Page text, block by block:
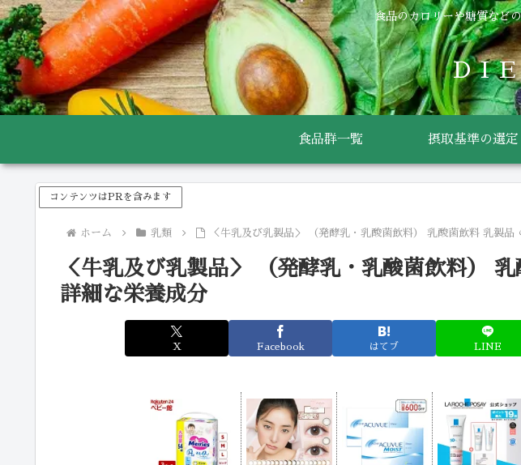
食品のカロリーや糖質など
ＤＩ
食品群一覧 摂取基準の選定
コンテンツはPRを含みます
ホーム 乳類 ＜牛乳及び乳製品＞ （発酵乳・乳酸菌飲料） 乳酸菌飲料 乳製品
＜牛乳及び乳製品＞ （発酵乳・乳酸菌飲料）
詳細な栄養成分
X Facebook はてブ LINE